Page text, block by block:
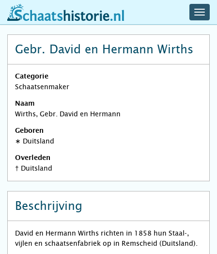
schaatshistorie.nl
Gebr. David en Hermann Wirths
Categorie
Schaatsenmaker
Naam
Wirths, Gebr. David en Hermann
Geboren
∗ Duitsland
Overleden
† Duitsland
Beschrijving
David en Hermann Wirths richten in 1858 hun Staal-,
vijlen en schaatsenfabriek op in Remscheid (Duitsland).